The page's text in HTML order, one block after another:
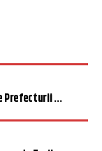
Prefecturii ...